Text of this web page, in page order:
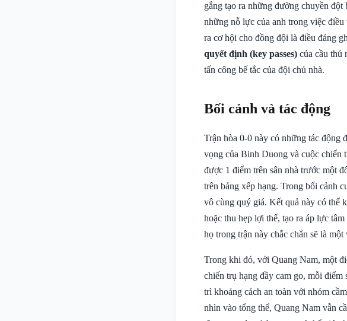
gắng tạo ra những đường chuyền
những nỗ lực của anh trong việc
ra cơ hội cho đồng đội là điều đáng
quyết định (key passes) của cầu thủ
tấn công bế tắc của đội chủ nhà.
Bối cảnh và tác động
Trận hòa 0-0 này có những tác động
vọng của Binh Duong và cuộc
được 1 điểm trên sân nhà trước một
trên bảng xếp hạng. Trong bối cảnh
vô cùng quý giá. Kết quả này có thể
hoặc thu hẹp lợi thế, tạo ra áp lực
họ trong trận này chắc chắn sẽ là
Trong khi đó, với Quang Nam, một
chiến trụ hạng đầy cam go, mỗi
trì khoảng cách an toàn với nhóm
nhìn vào tổng thể, Quang Nam vẫn